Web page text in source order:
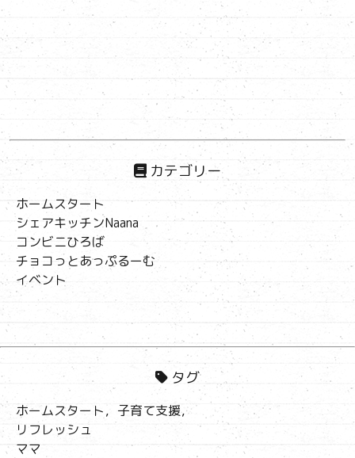
カテゴリー
ホームスタート
シェアキッチンNaana
コンビニひろば
チョコっとあっぷるーむ
イベント
タグ
ホームスタート，子育て支援，
リフレッシュ
ママ